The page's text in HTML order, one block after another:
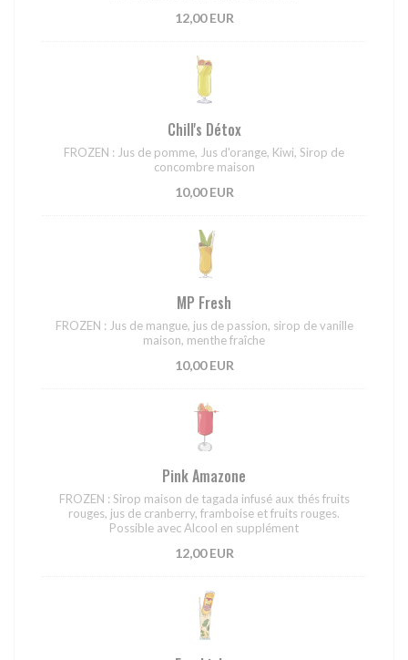
12,00 EUR
Chill's Détox
FROZEN : Jus de pomme, Jus d'orange, Kiwi, Sirop de
concombre maison
10,00 EUR
MP Fresh
FROZEN : Jus de mangue, jus de passion, sirop de vanille
maison, menthe fraîche
10,00 EUR
Pink Amazone
FROZEN : Sirop maison de tagada infusé aux thés fruits
rouges, jus de cranberry, framboise et fruits rouges.
Possible avec Alcool en supplément
12,00 EUR